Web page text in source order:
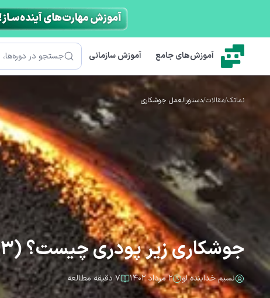
آموزش‌های جامع آموزش سازمانی جستجو
نماتک/مقالات/دستورالعمل جوشکاری
جوشکاری زیر پودری چیست؟ (3 نوع اصلی، مزایا و معایب آن)
نسیم خدابنده لو ۲ مرداد ۱۴۰۲ ۷ دقیقه مطالعه